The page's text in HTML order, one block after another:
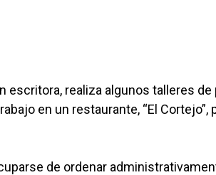
escritora, realiza algunos talleres
en un restaurante, “El
de ordenar